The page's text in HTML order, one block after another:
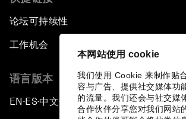
本网站使用 cookie
我们使用 Cookie 来制作贴
容与广告、提供社交媒体功
的流量。我们还会与社交媒
合作伙伴分享您对我们网站
论坛可持续性
工作机会
语言版本
EN ▪ ES▪中文▪ 日本語